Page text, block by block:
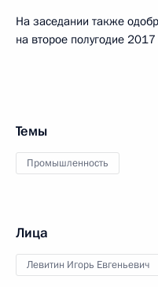
На заседании также
на второе полугодие 2017
Темы
Промышленность
Лица
Левитин Игорь Евгеньевич